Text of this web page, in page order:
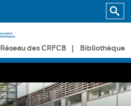
Réseau des CRFCB Bibliothèque